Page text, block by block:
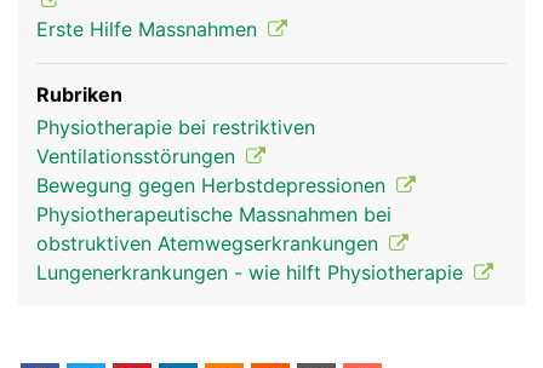
Erste Hilfe Massnahmen
Rubriken
Physiotherapie bei restriktiven
Ventilationsstörungen
Bewegung gegen Herbstdepressionen
Physiotherapeutische Massnahmen bei
obstruktiven Atemwegserkrankungen
Lungenerkrankungen - wie hilft Physiotherapie